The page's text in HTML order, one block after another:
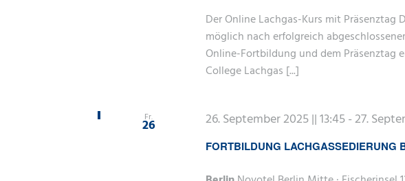
Der Online Lachgas-Kurs mit Präsenztag
möglich nach erfolgreich
Online-Fortbildung und dem Präsenztag
College Lachgas [...]
Fr.
26
FORTBILDUNG LACHGASSEDIERUNG
26. September 2025 || 13:45-27.